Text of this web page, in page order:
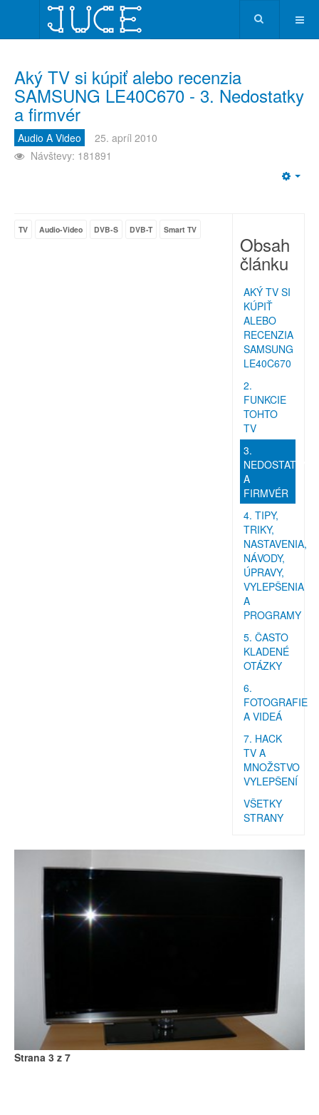
Aký TV si kúpiť alebo recenzia
SAMSUNG LE40C670 - 3. Nedostatky
a firmvér
Audio A Video
25. apríl 2010
Návštevy: 181891
Obsah
článku
AKÝ TV SI
KÚPIŤ
ALEBO
RECENZIA
SAMSUNG
LE40C670
2.
FUNKCIE
TOHTO
TV
3.
NEDOSTATKY
A
FIRMVÉR
4. TIPY,
TRIKY,
NASTAVENIA,
NÁVODY,
ÚPRAVY,
VYLEPŠENIA
A
PROGRAMY
5. ČASTO
KLADENÉ
OTÁZKY
6.
FOTOGRAFIE
A VIDEÁ
7. HACK
TV A
MNOŽSTVO
VYLEPŠENÍ
VŠETKY
STRANY
TV Audio-Video DVB-S DVB-T Smart TV
Strana 3 z 7